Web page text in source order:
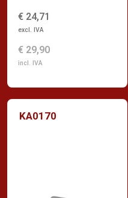
€ 24,71
excl. IVA
€ 29,90
incl. IVA
KA0170